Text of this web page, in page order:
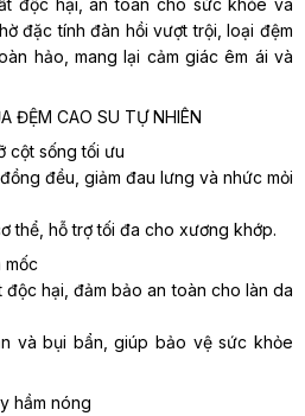
đặc tính đàn hồi vượt trội, loại đệm
hảo, mang lại cảm giác êm ái và
ĐỆM CAO SU TỰ NHIÊN
cột sống tối ưu
đều, giảm đau lưng và nhức mỏi
hỗ trợ tối đa cho xương khớp.
mốc
hại, đảm bảo an toàn cho làn da
bụi bẩn, giúp bảo vệ sức khỏe
hầm nóng